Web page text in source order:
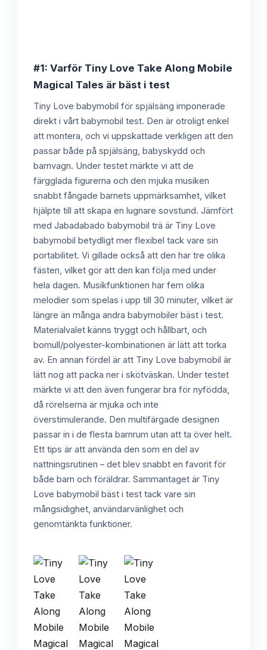
#1: Varför Tiny Love Take Along Mobile
Magical Tales är bäst i test
Tiny Love babymobil för spjälsäng imponerade
direkt i vårt babymobil test. Den är otroligt enkel
att montera, och vi uppskattade verkligen att den
passar både på spjälsäng, babyskydd och
barnvagn. Under testet märkte vi att de
färgglada figurerna och den mjuka musiken
snabbt fångade barnets uppmärksamhet, vilket
hjälpte till att skapa en lugnare sovstund. Jämfört
med Jabadabado babymobil trä är Tiny Love
babymobil betydligt mer flexibel tack vare sin
portabilitet. Vi gillade också att den har tre olika
fästen, vilket gör att den kan följa med under
hela dagen. Musikfunktionen har fem olika
melodier som spelas i upp till 30 minuter, vilket är
längre än många andra babymobiler bäst i test.
Materialvalet känns tryggt och hållbart, och
bomull/polyester-kombinationen är lätt att torka
av. En annan fördel är att Tiny Love babymobil är
lätt nog att packa ner i skötväskan. Under testet
märkte vi att den även fungerar bra för nyfödda,
då rörelserna är mjuka och inte
överstimulerande. Den multifärgade designen
passar in i de flesta barnrum utan att ta över helt.
Ett tips är att använda den som en del av
nattningsrutinen – det blev snabbt en favorit för
både barn och föräldrar. Sammantaget är Tiny
Love babymobil bäst i test tack vare sin
mångsidighet, användarvänlighet och
genomtänkta funktioner.